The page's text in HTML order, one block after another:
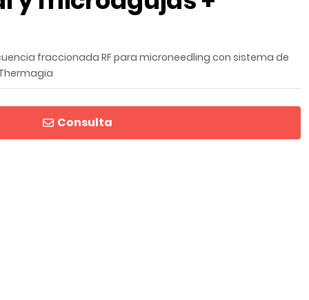
fraccionada RF para microneedling con sistema de
Consulta